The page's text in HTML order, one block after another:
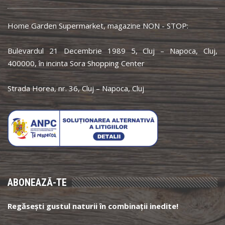
Home Garden Supermarket, magazine NON - STOP:
Bulevardul 21 Decembrie 1989 5, Cluj – Napoca, Cluj,
400000, în incinta Sora Shopping Center
Strada Horea, nr. 36, Cluj – Napoca, Cluj
ABONEAZĂ-TE
Regăsești gustul naturii în combinații inedite!